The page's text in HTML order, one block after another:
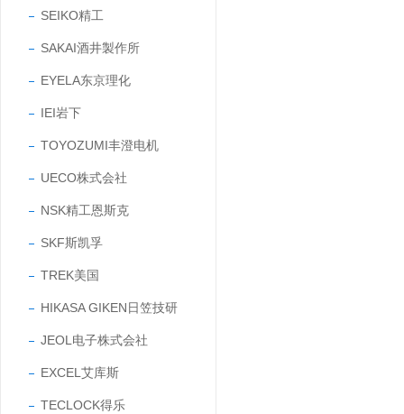
SEIKO精工
SAKAI酒井製作所
EYELA东京理化
IEI岩下
TOYOZUMI丰澄电机
UECO株式会社
NSK精工恩斯克
SKF斯凯孚
TREK美国
HIKASA GIKEN日笠技研
JEOL电子株式会社
EXCEL艾库斯
TECLOCK得乐